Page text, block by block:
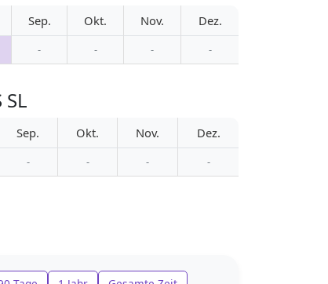
Sep. Okt. Nov. Dez.
- - - -
Sep. Okt. Nov. Dez.
- - - -